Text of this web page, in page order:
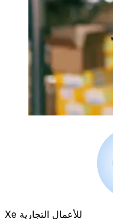
Xe للأعمال التجارية